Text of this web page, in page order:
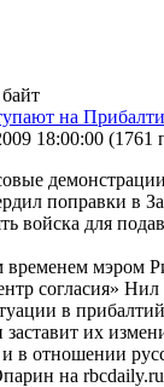
на
18:00:00 (1761
поправки в
войска для
мэром
согласия»
в
заставит их
в отношении
на